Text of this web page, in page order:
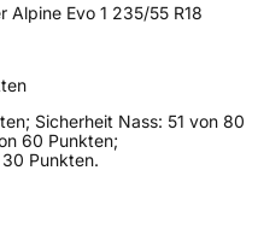
Alpine Evo 1 235/55 R18
Sicherheit Nass: 51 von 80
60 Punkten;
Punkten.